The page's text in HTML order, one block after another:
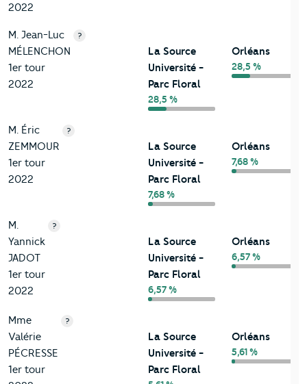
2022
M. Jean-Luc
MÉLENCHON
1er tour
2022
?
La Source
Université -
Parc Floral
28,5 %
Orléans
28,5 %
M. Éric
ZEMMOUR
1er tour
2022
?
La Source
Université -
Parc Floral
7,68 %
Orléans
7,68 %
M.
Yannick
JADOT
1er tour
2022
?
La Source
Université -
Parc Floral
6,57 %
Orléans
6,57 %
Mme
Valérie
PÉCRESSE
1er tour
?
La Source
Université -
Parc Floral
Orléans
5,61 %